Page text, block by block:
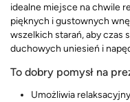
idealne miejsce na chwile
pięknych i gustownych
wszelkich starań, aby czas
duchowych uniesień i
To dobry pomysł na
Umożliwia